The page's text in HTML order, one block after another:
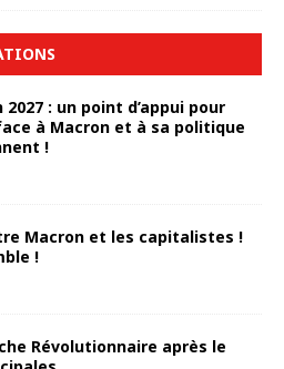
: un point d’appui pour
à Macron et à sa politique
!
Macron et les capitalistes !
!
Révolutionnaire après le